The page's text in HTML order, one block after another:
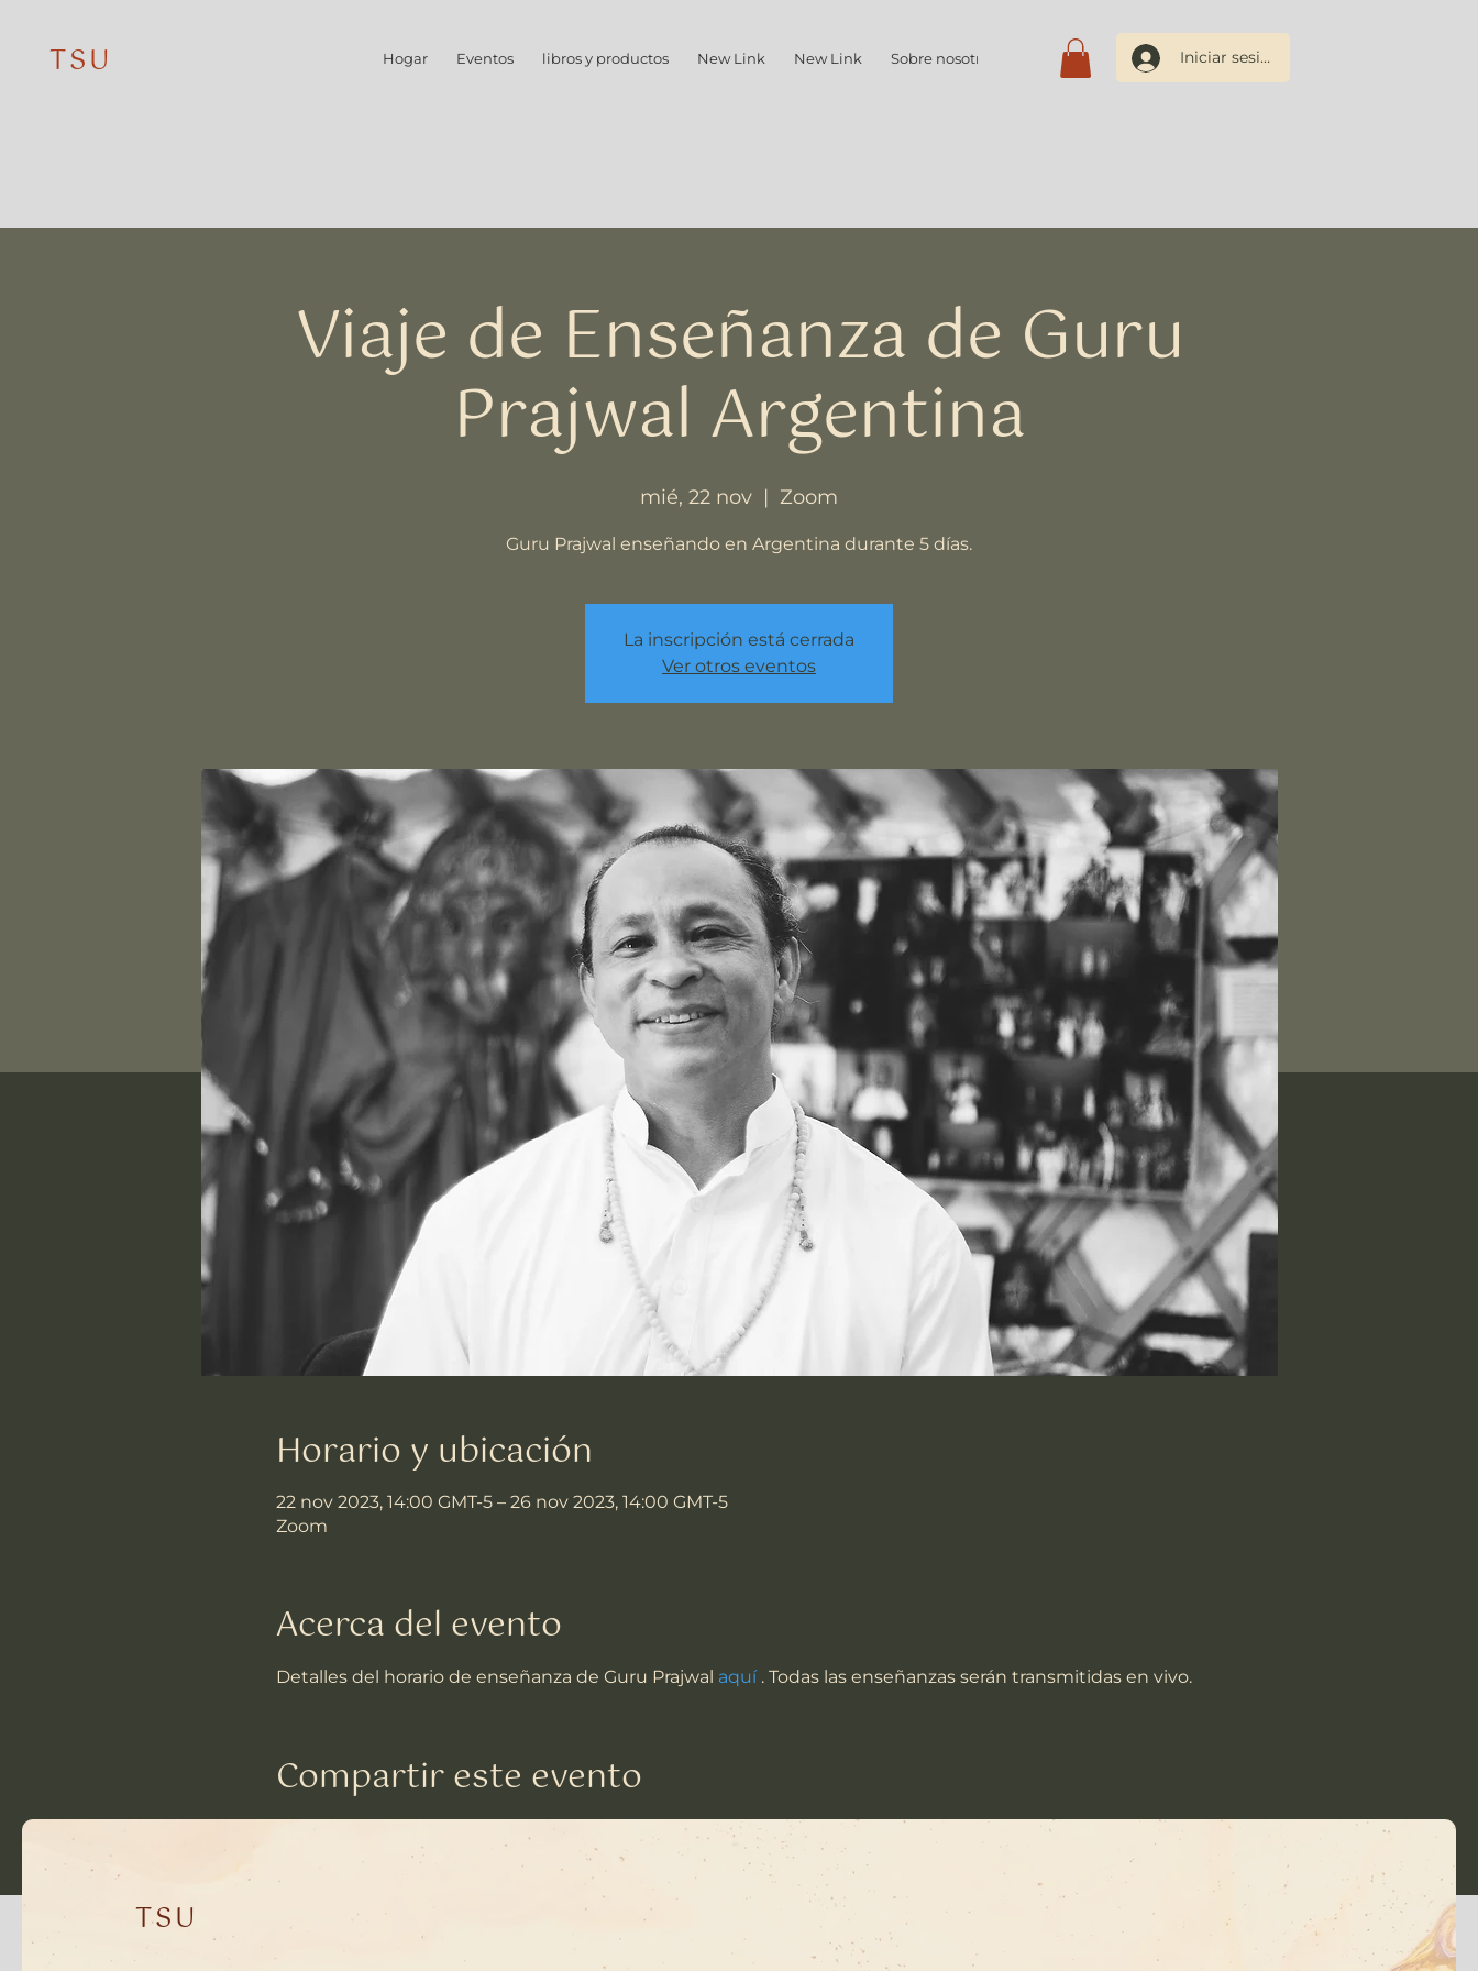
TSU Hogar Eventos libros y productos New Link New Link Sobre nosotros Contacto Iniciar sesión
Viaje de Enseñanza de Guru
Prajwal Argentina
mié, 22 nov
  |
Zoom
Guru Prajwal enseñando en Argentina durante 5 días.
La inscripción está cerrada
Ver otros eventos
Horario y ubicación
22 nov 2023, 14:00 GMT-5 – 26 nov 2023, 14:00 GMT-5
Zoom
Acerca del evento
Detalles del horario de enseñanza de Guru Prajwal aquí . Todas las enseñanzas serán transmitidas en vivo.
Compartir este evento
TSU